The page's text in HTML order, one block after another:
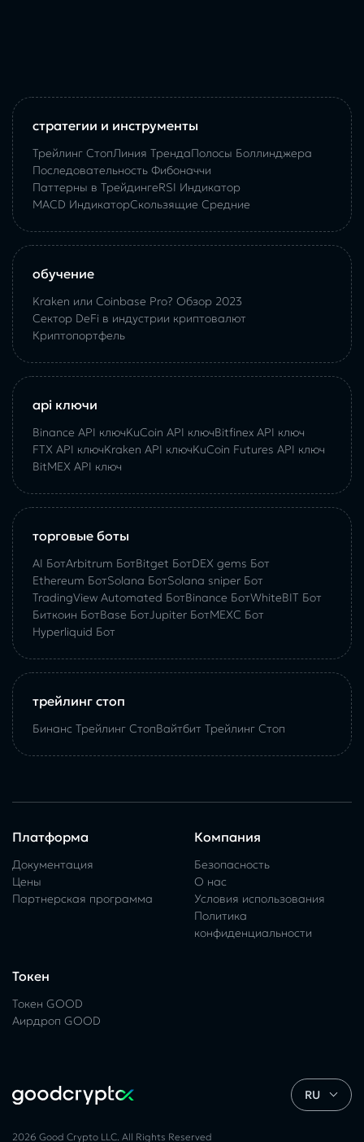
стратегии и инструменты
Трейлинг СтопЛиния ТрендаПолосы Боллинджера
Последовательность Фибоначчи
Паттерны в ТрейдингеRSI Индикатор
MACD ИндикаторСкользящие Средние
обучение
Kraken или Coinbase Pro? Обзор 2023
Сектор DeFi в индустрии криптовалют
Криптопортфель
api ключи
Binance API ключKuCoin API ключBitfinex API ключ
FTX API ключKraken API ключKuCoin Futures API ключ
BitMEX API ключ
торговые боты
AI БотArbitrum БотBitget БотDEX gems Бот
Ethereum БотSolana БотSolana sniper Бот
TradingView Automated БотBinance БотWhiteBIT Бот
Биткоин БотBase БотJupiter БотMEXC Бот
Hyperliquid Бот
трейлинг стоп
Бинанс Трейлинг СтопВайтбит Трейлинг Стоп
RU
2026 Good Crypto LLC. All Rights Reserved
Платформа
Документация
Цены
Партнерская программа
Компания
Безопасность
О нас
Условия использования
Политика
конфиденциальности
Токен
Токен GOOD
Аирдроп GOOD